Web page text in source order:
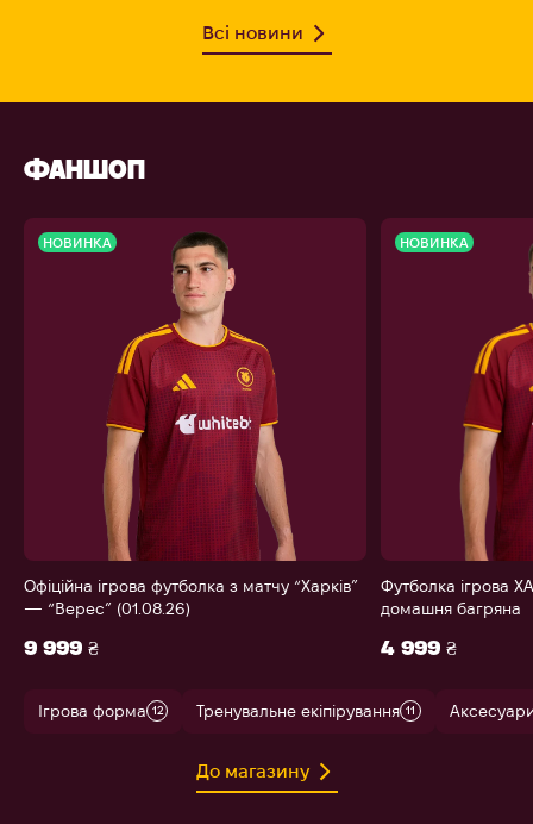
Всі новини
ФАНШОП
НОВИНКА
Офіційна ігрова футболка з матчу “Харків”
— “Верес” (01.08.26)
9 999 ₴
НОВИНКА
Футболка ігрова
домашня багряна
4 999 ₴
Ігрова форма 12 Тренувальне екіпірування 11
До магазину